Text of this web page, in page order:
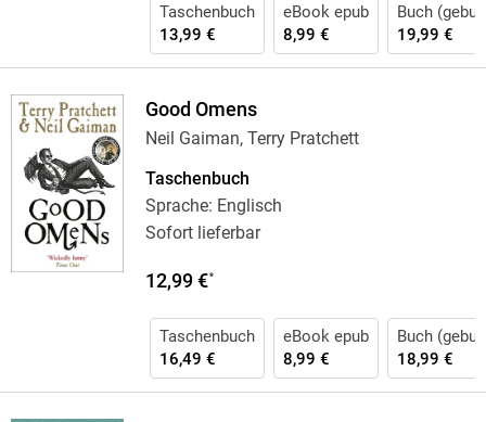
Taschenbuch
13,99 €
eBook epub
8,99 €
Buch
19,99 €
Good Omens
Neil Gaiman, Terry Pratchett
Taschenbuch
Sprache: Englisch
Sofort lieferbar
12,99 €*
Taschenbuch
16,49 €
eBook epub
8,99 €
Buch
18,99 €